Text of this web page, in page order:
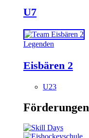
U7
Legenden
Eisbären 2
U23
Förderungen